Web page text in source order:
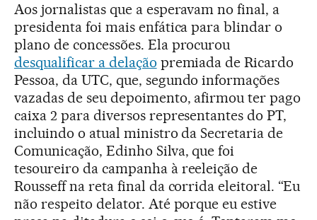
Aos jornalistas que a esperavam no final, a
presidenta foi mais enfática para blindar o
plano de concessões. Ela procurou
desqualificar a delação premiada de Ricardo
Pessoa, da UTC, que, segundo informações
vazadas de seu depoimento, afirmou ter pago
caixa 2 para diversos representantes do PT,
incluindo o atual ministro da Secretaria de
Comunicação, Edinho Silva, que foi
tesoureiro da campanha à reeleição de
Rousseff na reta final da corrida eleitoral. “Eu
não respeito delator. Até porque eu estive